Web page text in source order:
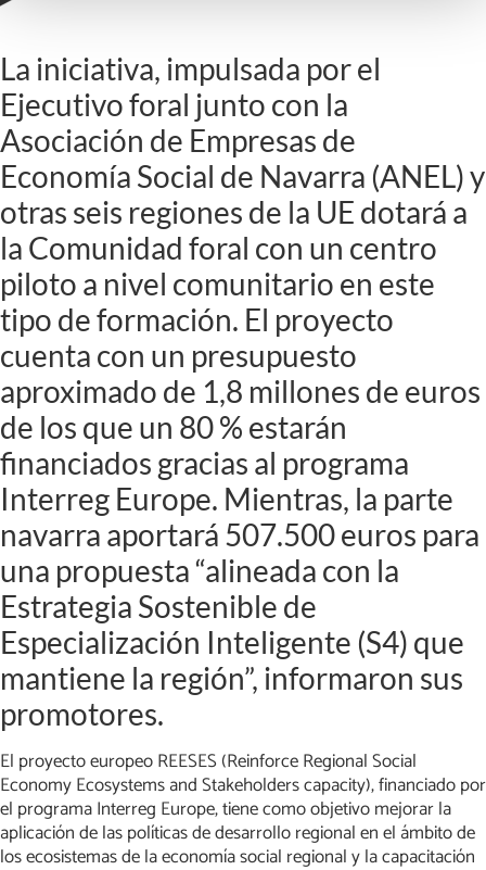
La iniciativa, impulsada por el
Ejecutivo foral junto con la
Asociación de Empresas de
Economía Social de Navarra (ANEL) y
otras seis regiones de la UE dotará a
la Comunidad foral con un centro
piloto a nivel comunitario en este
tipo de formación. El proyecto
cuenta con un presupuesto
aproximado de 1,8 millones de euros
de los que un 80 % estarán
financiados gracias al programa
Interreg Europe. Mientras, la parte
navarra aportará 507.500 euros para
una propuesta “alineada con la
Estrategia Sostenible de
Especialización Inteligente (S4) que
mantiene la región”, informaron sus
promotores.
El proyecto europeo REESES (Reinforce Regional Social
Economy Ecosystems and Stakeholders capacity), financiado por
el programa Interreg Europe, tiene como objetivo mejorar la
aplicación de las políticas de desarrollo regional en el ámbito de
los ecosistemas de la economía social regional y la capacitación